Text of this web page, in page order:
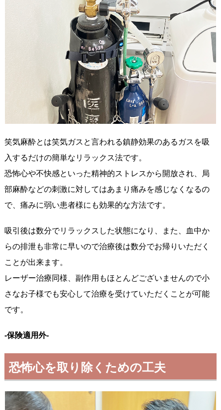
笑気麻酔とは笑気ガスと言われる鎮静効果のあるガスを吸
入するだけの簡単なリラックス法です。
恐怖心や不快感といった精神的ストレスから開放され、局
部麻酔などの刺激に対してはあまり痛みを感じなくなるの
で、痛みに弱い患者様にも効果的な方法です。
吸引後は数分でリラックスした状態になり、また、血中か
らの排泄も非常に早いので治療後は数分でお帰りいただく
ことが出来ます。
レーザー治療同様、副作用もほとんどございませんので小
さなお子様でも安心して治療を受けていただくことが可能
です。
-保険適用外-
恐怖心を取り除くための工夫